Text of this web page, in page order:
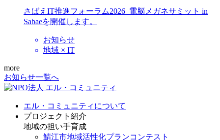
さばえIT推進フォーラム2026_電脳メガネサミット in
Sabaeを開催します。
お知らせ
地域 × IT
more
お知らせ一覧へ
エル・コミュニティについて
プロジェクト紹介
地域の担い手育成
鯖江市地域活性化プランコンテスト